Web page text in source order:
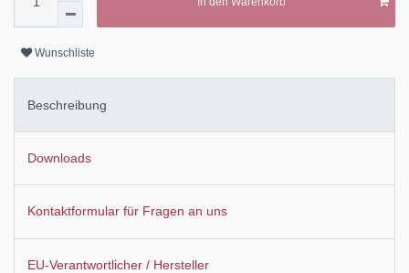
Wunschliste
Beschreibung
Downloads
Kontaktformular für Fragen an uns
EU-Verantwortlicher / Hersteller